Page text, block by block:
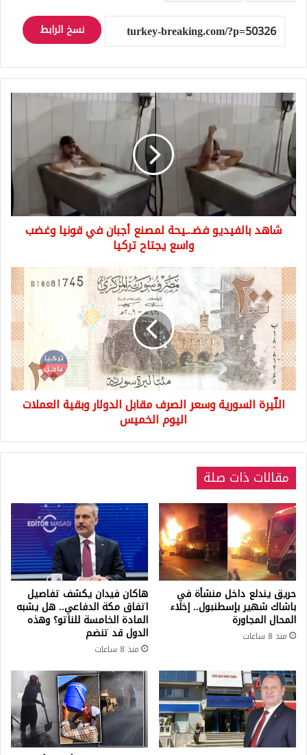
نسخ الرابط
شاهد
بالفيديو
فضـ.ـيحة
لمصنع
أجبان
في
قونيا
وغضب
واسع
يجتاحشاهد بالفيديو فضـ.ـيحة لمصنع أجبان في قونيا وغضب
واسع يجتاح تركيا
اللّيرة
السورية
وسعر
الصرف
مقابل
الدولار
وبقية
العملات
اليوم
الخميس
اللّيرة السورية وسعر الصرف مقابل الدولار وبقية العملات
اليوم الخميس
مقالات ذات صلة
حريق يندلع داخل منشأة في
باشاك شهير بإسطنبول.. إخلاء
المحال المجاورة
منذ 8 ساعات
هاكان فيدان يكشف تفاصيل
اتفاق مكة الدفاعي.. هل يشبه
المادة الخامسة للناتو؟ وهذه
الدول قد تنضم
منذ 8 ساعات